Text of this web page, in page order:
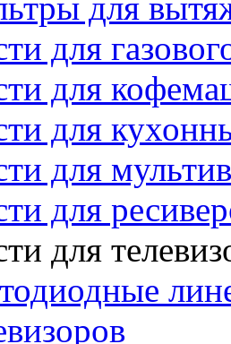
для
для
для
для
для
для
для